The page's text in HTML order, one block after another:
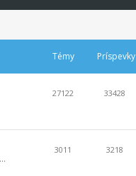
Témy Príspevky
27122 33428
3011 3218